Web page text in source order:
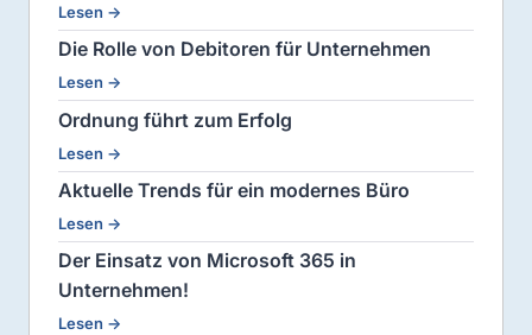
Lesen →
Die Rolle von Debitoren für Unternehmen
Lesen →
Ordnung führt zum Erfolg
Lesen →
Aktuelle Trends für ein modernes Büro
Lesen →
Der Einsatz von Microsoft 365 in
Unternehmen!
Lesen →